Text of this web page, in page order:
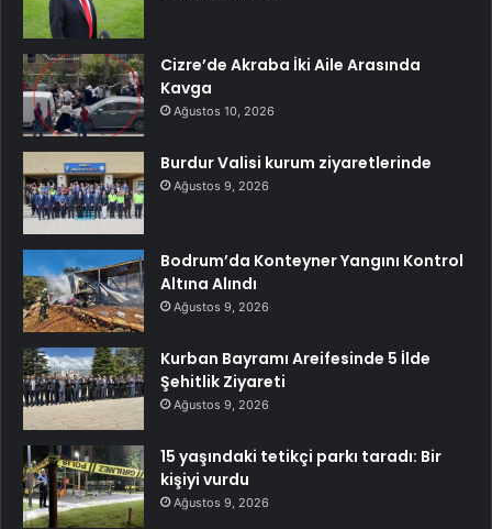
Cizre’de Akraba İki Aile Arasında
Kavga
Ağustos 10, 2026
Burdur Valisi kurum ziyaretlerinde
Ağustos 9, 2026
Bodrum’da Konteyner Yangını Kontrol
Altına Alındı
Ağustos 9, 2026
Kurban Bayramı Areifesinde 5 İlde
Şehitlik Ziyareti
Ağustos 9, 2026
15 yaşındaki tetikçi parkı taradı: Bir
kişiyi vurdu
Ağustos 9, 2026